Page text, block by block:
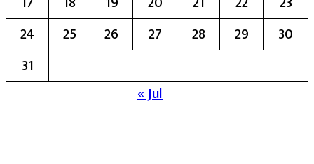
24
25 26 27 28 29
30
31
« Jul